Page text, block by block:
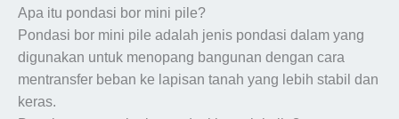
Apa itu pondasi bor mini pile?
Pondasi bor mini pile adalah jenis pondasi dalam yang
digunakan untuk menopang bangunan dengan cara
mentransfer beban ke lapisan tanah yang lebih stabil dan
keras.